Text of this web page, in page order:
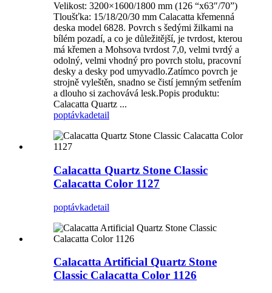
Velikost: 3200×1600/1800 mm (126 “x63″/70”)
Tloušťka: 15/18/20/30 mm Calacatta křemenná
deska model 6828. Povrch s šedými žilkami na
bílém pozadí, a co je důležitější, je tvrdost, kterou
má křemen a Mohsova tvrdost 7,0, velmi tvrdý a
odolný, velmi vhodný pro povrch stolu, pracovní
desky a desky pod umyvadlo.Zatímco povrch je
strojně vyleštěn, snadno se čistí jemným setřením
a dlouho si zachovává lesk.Popis produktu:
Calacatta Quartz ...
poptávkadetail
Calacatta Quartz Stone Classic
Calacatta Color 1127
poptávkadetail
Calacatta Artificial Quartz Stone
Classic Calacatta Color 1126